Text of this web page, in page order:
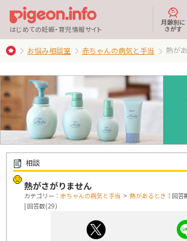
はじめての妊娠・育児情報サイト
月齢別に
さがす
お悩み相談室 赤ちゃんの病気と手当 熱が
相談
熱がさがりません
カテゴリー： 赤ちゃんの病気と手当 > 熱があるとき ｜回
| 回答数(29)